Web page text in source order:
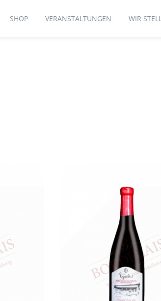
SHOP VERANSTALTUNGEN WIR